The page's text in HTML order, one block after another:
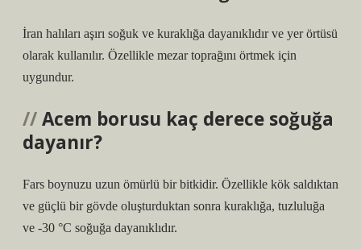
İran halıları aşırı soğuk ve kuraklığa dayanıklıdır ve yer örtüsü
olarak kullanılır. Özellikle mezar toprağını örtmek için
uygundur.
Acem borusu kaç derece soğuğa
dayanır?
Fars boynuzu uzun ömürlü bir bitkidir. Özellikle kök saldıktan
ve güçlü bir gövde oluşturduktan sonra kuraklığa, tuzluluğa
ve -30 °C soğuğa dayanıklıdır.